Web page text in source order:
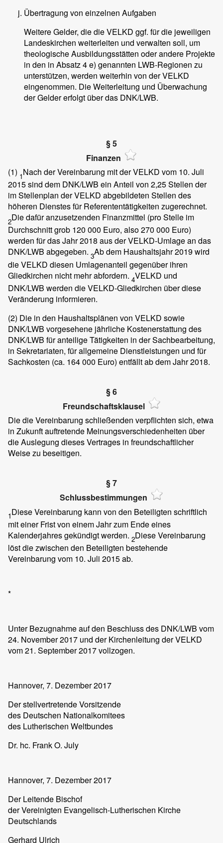
Übertragung von einzelnen Aufgaben
Weitere Gelder, die die VELKD ggf. für die jeweiligen
Landeskirchen weiterleiten und verwalten soll, um
theologische Ausbildungsstätten oder andere Projekte
in den in Absatz 4 e) genannten LWB-Regionen zu
unterstützen, werden weiterhin von der VELKD
eingenommen. Die Weiterleitung und Überwachung
der Gelder erfolgt über das DNK/LWB.
§ 5
Finanzen
(1) 1Nach der Vereinbarung mit der VELKD vom 10. Juli
2015 sind dem DNK/LWB ein Anteil von 2,25 Stellen der
im Stellenplan der VELKD abgebildeten Stellen des
höheren Dienstes für Referententätigkeiten zugerechnet.
2Die dafür anzusetzenden Finanzmittel (pro Stelle im
Durchschnitt grob 120 000 Euro, also 270 000 Euro)
werden für das Jahr 2018 aus der VELKD-Umlage an das
DNK/LWB abgegeben. 3Ab dem Haushaltsjahr 2019 wird
die VELKD diesen Umlagenanteil gegenüber ihren
Gliedkirchen nicht mehr abfordern. 4VELKD und
DNK/LWB werden die VELKD-Gliedkirchen über diese
Veränderung informieren.
(2) Die in den Haushaltsplänen von VELKD sowie
DNK/LWB vorgesehene jährliche Kostenerstattung des
DNK/LWB für anteilige Tätigkeiten in der Sachbearbeitung,
in Sekretariaten, für allgemeine Dienstleistungen und für
Sachkosten (ca. 164 000 Euro) entfällt ab dem Jahr 2018.
§ 6
Freundschaftsklausel
Die die Vereinbarung schließenden verpflichten sich, etwa
in Zukunft auftretende Meinungsverschiedenheiten über
die Auslegung dieses Vertrages in freundschaftlicher
Weise zu beseitigen.
§ 7
Schlussbestimmungen
1Diese Vereinbarung kann von den Beteiligten schriftlich
mit einer Frist von einem Jahr zum Ende eines
Kalenderjahres gekündigt werden. 2Diese Vereinbarung
löst die zwischen den Beteiligten bestehende
Vereinbarung vom 10. Juli 2015 ab.
*
Unter Bezugnahme auf den Beschluss des DNK/LWB vom
24. November 2017 und der Kirchenleitung der VELKD
vom 21. September 2017 vollzogen.
Hannover, 7. Dezember 2017
Der stellvertretende Vorsitzende
des Deutschen Nationalkomitees
des Lutherischen Weltbundes
Dr. hc. Frank O. July
Hannover, 7. Dezember 2017
Der Leitende Bischof
der Vereinigten Evangelisch-Lutherischen Kirche
Deutschlands
Gerhard Ulrich